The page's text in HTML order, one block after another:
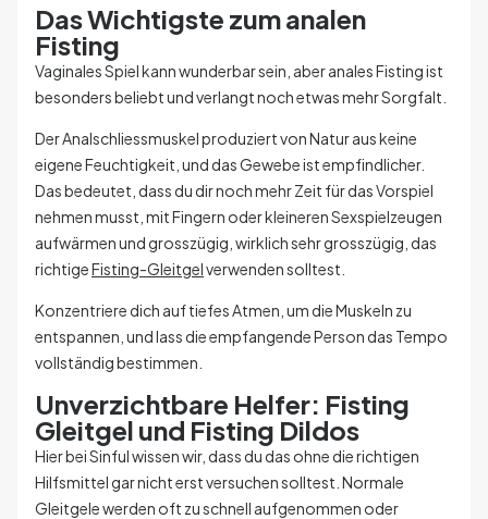
Das Wichtigste zum analen
Fisting
Vaginales Spiel kann wunderbar sein, aber anales Fisting ist
besonders beliebt und verlangt noch etwas mehr Sorgfalt.
Der Analschliessmuskel produziert von Natur aus keine
eigene Feuchtigkeit, und das Gewebe ist empfindlicher.
Das bedeutet, dass du dir noch mehr Zeit für das Vorspiel
nehmen musst, mit Fingern oder kleineren Sexspielzeugen
aufwärmen und grosszügig, wirklich sehr grosszügig, das
richtigeFisting-Gleitgelverwenden solltest.
Konzentriere dich auf tiefes Atmen, um die Muskeln zu
entspannen, und lass die empfangende Person das Tempo
vollständig bestimmen.
Unverzichtbare Helfer: Fisting
Gleitgel und Fisting Dildos
Hier bei Sinful wissen wir, dass du das ohne die richtigen
Hilfsmittel gar nicht erst versuchen solltest. Normale
Gleitgele werden oft zu schnell aufgenommen oder